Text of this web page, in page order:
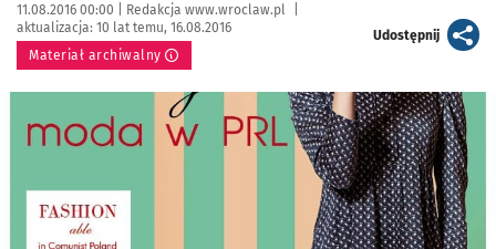
Data publikacji:
11.08.2016 00:00 | Autor:
Redakcja www.wroclaw.pl
aktualizacja: 10 lat temu, 16.08.2016
Materiał archiwalny
Udostępnijartykuł
Kliknij, aby powiększyć